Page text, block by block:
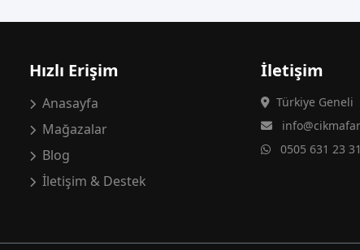
Hızlı Erişim
Anasayfa
Mağazalar
Blog
İletişim & Destek
İletişim
Türkiye Geneli
0505 631 23 31